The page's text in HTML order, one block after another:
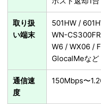
取り扱
い端末
501HW /
WN-
W6 / WX06 /
GlocalMeなど
通信速
度
150Mbps〜